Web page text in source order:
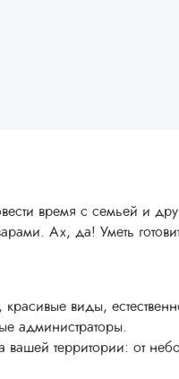
время с семьей и
Ах, да! Уметь
виды,
администраторы.
вашей территории: от